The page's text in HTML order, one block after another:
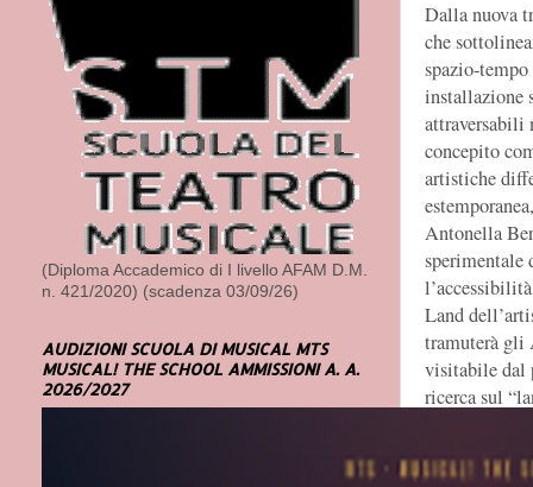
Dalla nuova
che
spazio-
installazione
attraversabili
concepito
artistiche
Antonella
sperimentale
Land
tramuterà gli
visitabile dal
ricerca sul
condividere
(Diploma Accademico di I livello AFAM D.M.
n. 421/2020) (scadenza 03/09/26)
AUDIZIONI SCUOLA DI MUSICAL MTS
MUSICAL! THE SCHOOL AMMISSIONI A. A.
2026/2027